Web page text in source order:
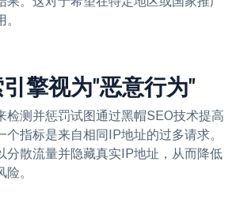
擎视为"恶意行为"
检测并惩罚试图通过黑帽SEO技术提高
个指标是来自相同IP地址的过多请求。
分散流量并隐藏真实IP地址，从而降低
。